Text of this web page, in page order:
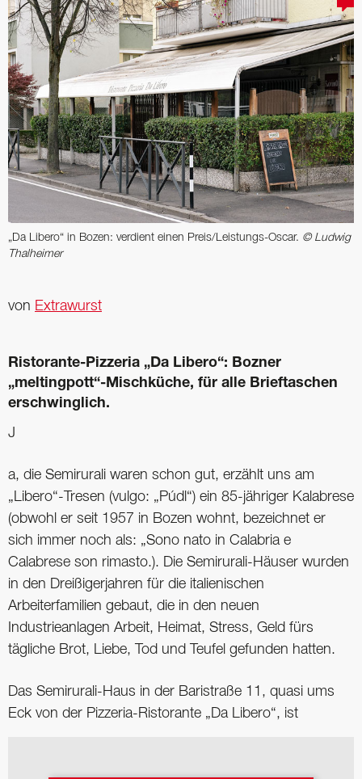
„Da Libero“ in Bozen: verdient einen Preis/Leistungs-Oscar. © Ludwig
Thalheimer
von Extrawurst
Ristorante-Pizzeria „Da Libero“: Bozner
„meltingpott“-Mischküche, für alle Brieftaschen
erschwinglich.
J
a, die Semirurali waren schon gut, erzählt uns am
„Libero“-Tresen (vulgo: „Púdl“) ein 85-jähriger Kalabrese
(obwohl er seit 1957 in Bozen wohnt, bezeichnet er
sich immer noch als: „Sono nato in Calabria e
Calabrese son rimasto.). Die Semirurali-Häuser wurden
in den Dreißigerjahren für die italienischen
Arbeiterfamilien gebaut, die in den neuen
Industrieanlagen Arbeit, Heimat, Stress, Geld fürs
tägliche Brot, Liebe, Tod und Teufel gefunden hatten.
Das Semirurali-Haus in der Baristraße 11, quasi ums
Eck von der Pizzeria-Ristorante „Da Libero“, ist